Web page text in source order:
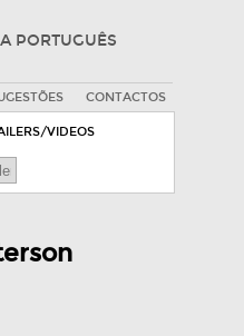
PORTUGUÊS
CONTACTOS
VIDEOS